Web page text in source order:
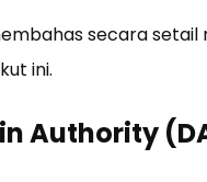
secara setail
ini.
Authority